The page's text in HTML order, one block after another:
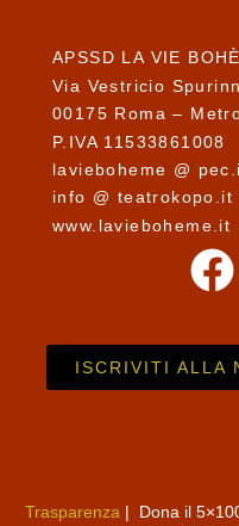
APSSD LA VIE
Via Vestricio
00175 Roma –
P.IVA 11533861008
lavieboheme @
info @ teatrokopo.it
www.lavieboheme.it
ISCRIVITI ALLA
Trasparenza | Dona il